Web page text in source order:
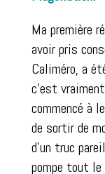
Ma première
avoir pris
Caliméro, a
c’est
commencé à
de sortir de
d’un truc
pompe tout